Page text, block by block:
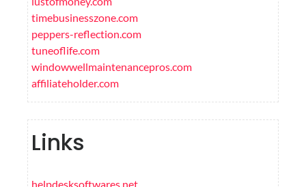
timebusinesszone.com
peppers-reflection.com
tuneoflife.com
windowwellmaintenancepros.com
affiliateholder.com
Links
helpdesksoftwares.net